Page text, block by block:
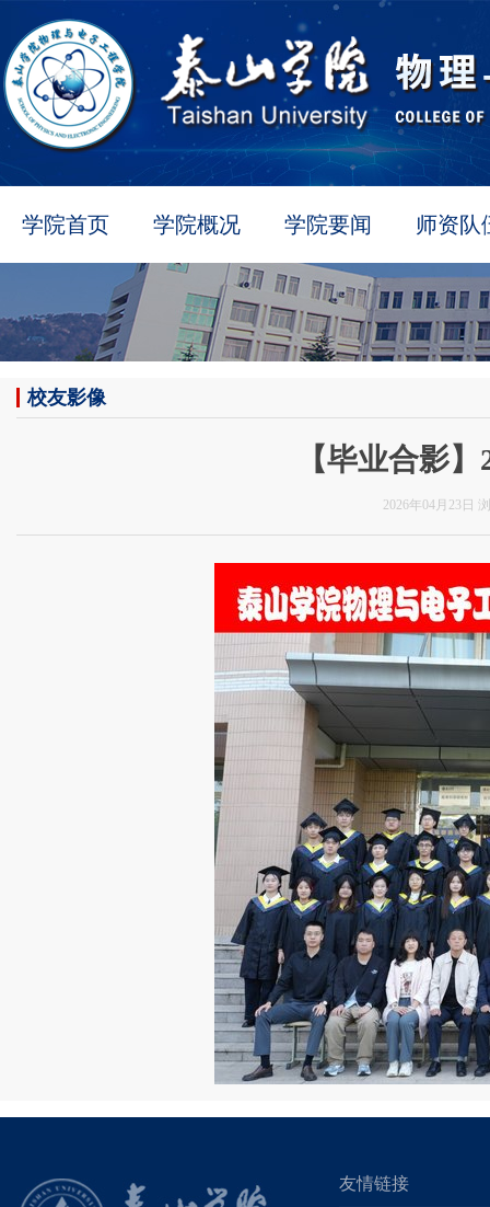
学院首页 学院概况 学院要闻 师资队
校友影像
【毕业合影
2026年04月23日
友情链接